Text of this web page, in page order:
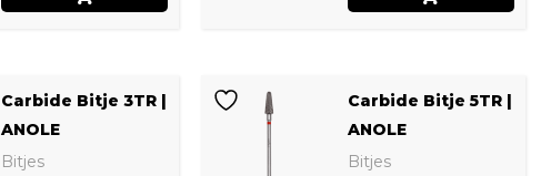
Carbide Bitje 3TR |
ANOLE
Bitjes
Carbide Bitje 5TR |
ANOLE
Bitjes